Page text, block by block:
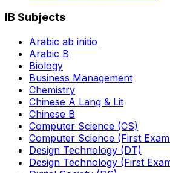
IB Subjects
Arabic ab initio
Arabic B
Biology
Business Management
Chemistry
Chinese A Lang & Lit
Chinese B
Computer Science (CS)
Computer Science (First
Design Technology (DT)
Design Technology (First